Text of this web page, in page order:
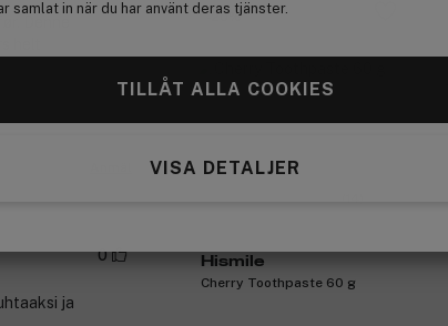
samlat in när du har använt deras tjänster.
TILLÅT ALLA COOKIES
VISA DETALJER
-20%
Hismile
Cherry Toothpaste 60 g
Denne
helt
0
ja